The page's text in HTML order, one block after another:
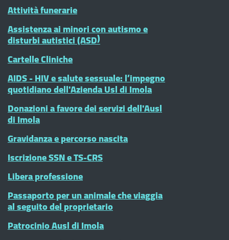
Attività funerarie
Assistenza ai minori con autismo e
disturbi autistici (ASD)
Cartelle Cliniche
AIDS - HIV e salute sessuale: l’impegno
quotidiano dell'Azienda Usl di Imola
Donazioni a favore dei servizi dell'Ausl
di Imola
Gravidanza e percorso nascita
Iscrizione SSN e TS-CRS
Libera professione
Passaporto per un animale che viaggia
al seguito del proprietario
Patrocinio Ausl di Imola